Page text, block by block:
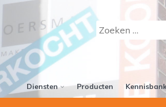
Diensten Producten